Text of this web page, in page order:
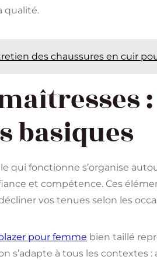
qualité.
des chaussures en cuir
basiques
qui fonctionne s’organise
et compétence. Ces
vos tenues selon les
pour femme bien taillé
s’adapte à tous les contextes